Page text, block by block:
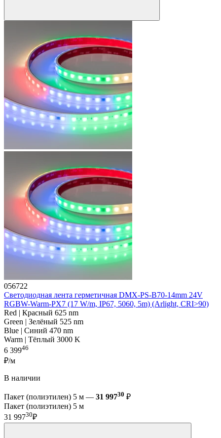
056722
Светодиодная лента герметичная DMX-PS-B70-14mm 24V
RGBW-Warm-PX7 (17 W/m, IP67, 5060, 5m) (Arlight, CRI>90)
Red | Красный 625 nm
Green | Зелёный 525 nm
Blue | Синий 470 nm
Warm | Тёплый 3000 K
6 39946
₽/м
В наличии
Пакет (полиэтилен) 5 м — 31 99730 ₽
Пакет (полиэтилен) 5 м
31 99730₽